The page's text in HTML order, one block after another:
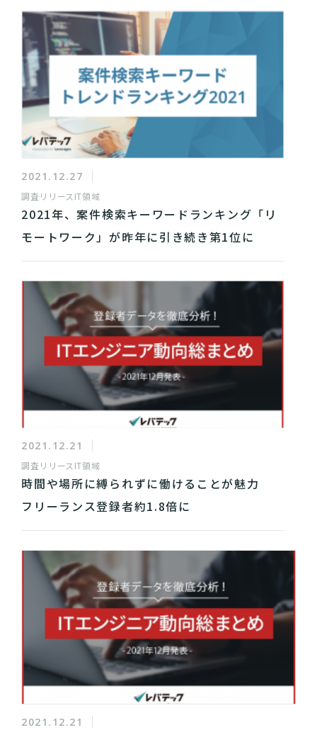
2021.12.27
調査リリース IT領域
2021年、案件検索キーワードランキング「リ
モートワーク」が昨年に引き続き第1位に
2021.12.21
調査リリース IT領域
時間や場所に縛られずに働けることが魅力
フリーランス登録者約1.8倍に
2021.12.21